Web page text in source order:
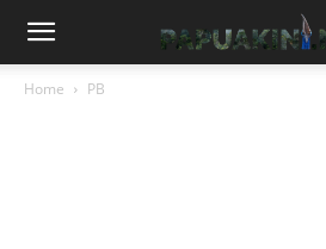
Home PB